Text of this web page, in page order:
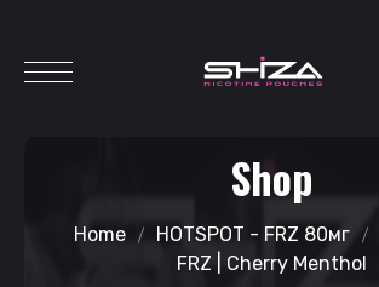
Shop
Home HOTSPOT - FRZ 80мг
FRZ | Cherry Menthol